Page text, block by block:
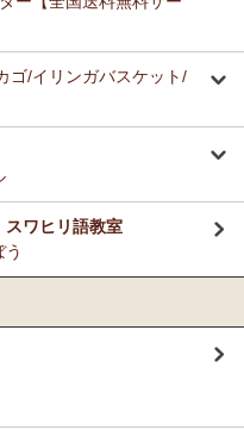
ガラスとんぼ玉付き 新入
イズの作品 新入荷！作家
す
イズの作品 新入荷！作家
サイズの作品 新入荷！作家
ゆったり2way～
バッグ～キテンゲ◇ハイク
、味とコストのバランスが
布マスク～やさしいゴ
とペアで使ってます！大のお
ンツへのご感想
へのご感想
として便利に使えます。
ゴ/イリンガバスケット/
スワヒリ語教室